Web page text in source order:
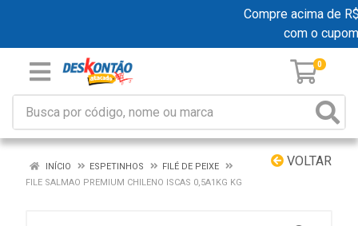
Compre acima de
com o
0
VOLTAR
INÍCIO ESPETINHOS
FILÉ DE PEIXE
FILE SALMAO PREMIUM CHILENO ISCAS 0,5A1KG KG